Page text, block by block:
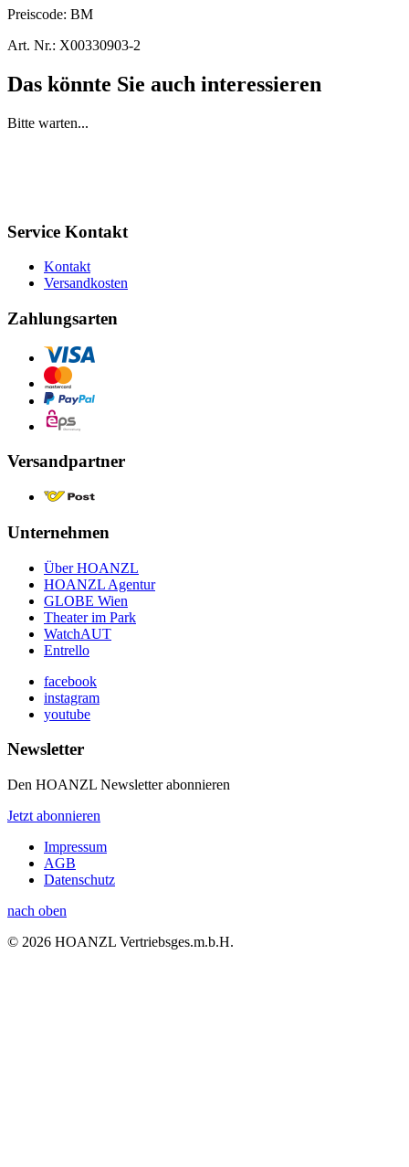
Preiscode: BM
Art. Nr.: X00330903-2
Das könnte Sie auch interessieren
Bitte warten...
Service Kontakt
Kontakt
Versandkosten
Zahlungsarten
Versandpartner
Unternehmen
Über HOANZL
HOANZL Agentur
GLOBE Wien
Theater im Park
WatchAUT
Entrello
facebook
instagram
youtube
Newsletter
Den HOANZL Newsletter abonnieren
Jetzt abonnieren
Impressum
AGB
Datenschutz
nach oben
© 2026 HOANZL Vertriebsges.m.b.H.